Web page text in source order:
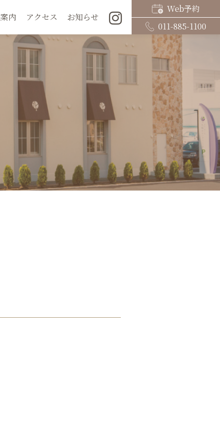
内 アクセス お知らせ
Web予約
011-885-1100